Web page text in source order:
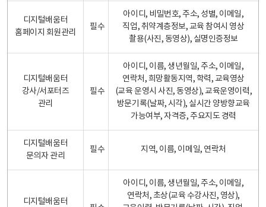
디지털배움터
홈페이지 회원관리
필수
아이디, 비밀번호, 주소, 성별, 이메일,
직업, 취약계층정보, 교육 참여시 영상
촬용(사진, 동영상), 실명인증정보
디지털배움터
강사/서포터즈
관리
필수
아이디, 이름, 생년월일, 주소, 이메일,
연락처, 희망활동지역, 학력, 교육영상
(교육 운영시 사진, 동영상), 교육운영이력,
방문기록(날짜, 시각), 실시간 양방향교육
가능여부, 자격증, 주요지도 경력
디지털배움터
문의자 관리
필수 지역, 이름, 이메일, 연락처
디지털배움터
아이디, 이름, 생년월일, 주소, 이메일,
연락처, 초상(교육 수강사진, 영상),